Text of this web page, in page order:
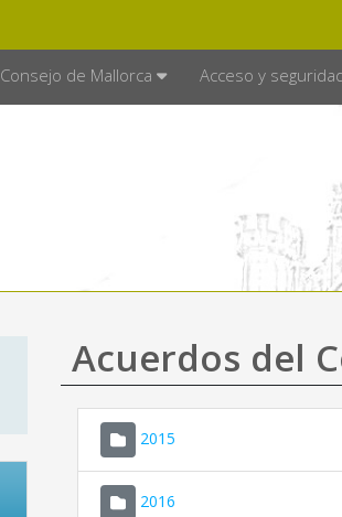
Consejo de Mallorca Acceso y
Acuerdos del
2015
2016